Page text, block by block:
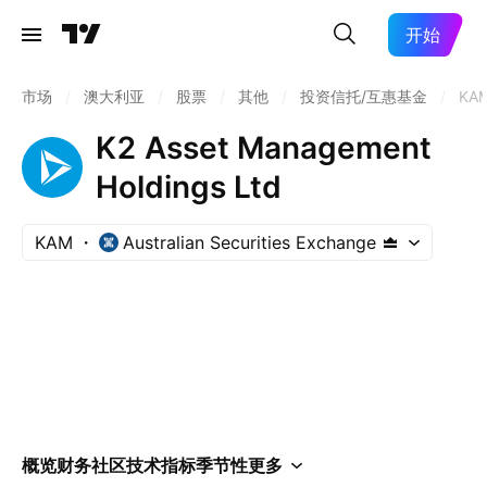
开始
市场 澳大利亚 股票 其他 投资信托/互惠基金
K2 Asset Management
Holdings Ltd
KAM Australian Securities Exchange
概览财务社区技术指标季节性更多